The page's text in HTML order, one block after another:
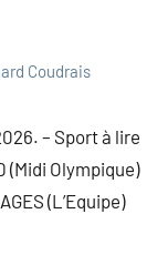
Coudrais
– Sport à lire
(Midi Olympique)
(L’Equipe)